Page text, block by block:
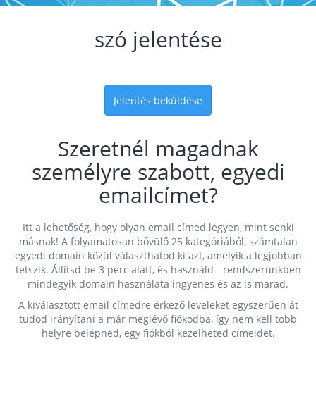
szó jelentése
Jelentés beküldése
Szeretnél magadnak
személyre szabott, egyedi
emailcímet?
Itt a lehetőség, hogy olyan email címed legyen, mint senki
másnak! A folyamatosan bővülő 25 kategóriából, számtalan
egyedi domain közül választhatod ki azt, amelyik a legjobban
tetszik. Állítsd be 3 perc alatt, és használd - rendszerünkben
mindegyik domain használata ingyenes és az is marad.
A kiválasztott email címedre érkező leveleket egyszerűen át
tudod irányítani a már meglévő fiókodba, így nem kell több
helyre belépned, egy fiókból kezelheted címeidet.